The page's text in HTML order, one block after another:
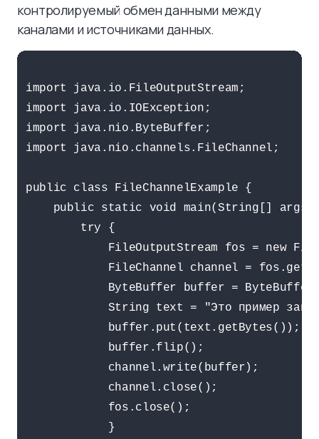
контролируемый обмен данными между
каналами и источниками данных.
import java.io.FileOutputStream;
import java.io.IOException;
import java.nio.ByteBuffer;
import java.nio.channels.FileChannel;
public class FileChannelExample {
public static void main(String[] args)
        try {
FileOutputStream fos = new
FileChannel channel =
ByteBuffer buffer =
String text = "Это пример
            buffer.put(text.getBytes());
            buffer.flip();
            channel.write(buffer);
            channel.close();
            fos.close();
            }